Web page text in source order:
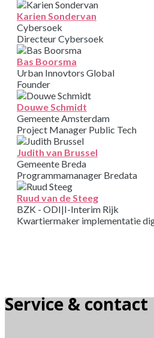
Karien Sondervan
Cybersoek
Directeur Cybersoek
Bas Boorsma
Urban Innovtors Global
Founder
Douwe Schmidt
Gemeente Amsterdam
Project Manager Public Tech
Judith van Brussel
Gemeente Breda
Programmamanager Bredata
Ruud van de Steeg
BZK - ODI|I-Interim Rijk
Kwartiermaker implementatie
Service & contact